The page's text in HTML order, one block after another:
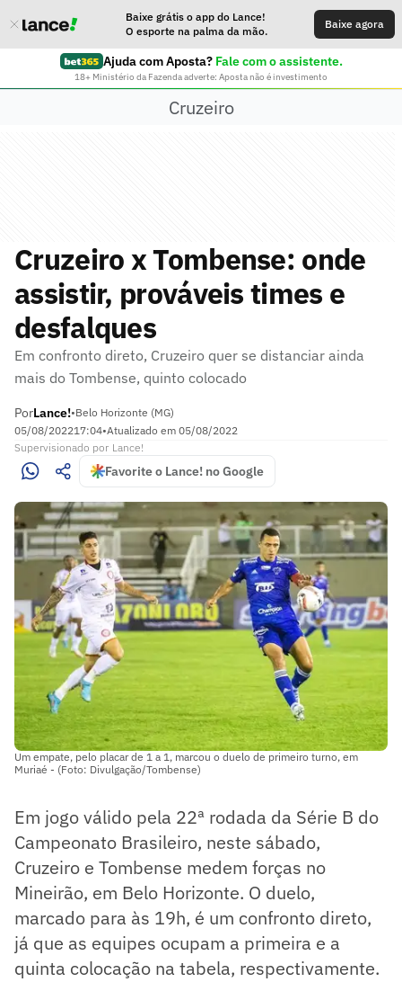
Baixe grátis o app do Lance!
O esporte na palma da mão.
Baixe agora
Ajuda com Aposta? Fale com o assistente.
18+ Ministério da Fazenda adverte: Aposta não é investimento
Cruzeiro
Cruzeiro x Tombense: onde
assistir, prováveis times e
desfalques
Em confronto direto, Cruzeiro quer se distanciar ainda
mais do Tombense, quinto colocado
PorLance!•Belo Horizonte (MG)
05/08/202217:04•Atualizado em 05/08/2022
Supervisionado por Lance!
Favorite o Lance! no Google
Um empate, pelo placar de 1 a 1, marcou o duelo de primeiro turno, em
Muriaé - (Foto: Divulgação/Tombense)
Em jogo válido pela 22ª rodada da Série B do
Campeonato Brasileiro, neste sábado,
Cruzeiro e Tombense medem forças no
Mineirão, em Belo Horizonte. O duelo,
marcado para às 19h, é um confronto direto,
já que as equipes ocupam a primeira e a
quinta colocação na tabela, respectivamente.